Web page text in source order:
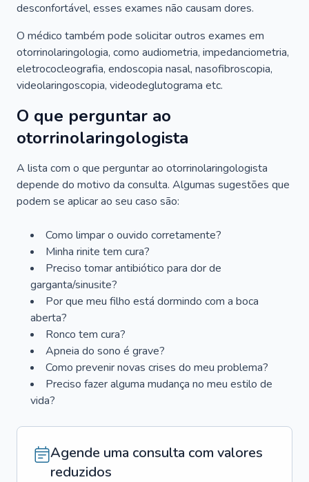
desconfortável, esses exames não causam dores.
O médico também pode solicitar outros exames em
otorrinolaringologia, como audiometria, impedanciometria,
eletrococleografia, endoscopia nasal, nasofibroscopia,
videolaringoscopia, videodeglutograma etc.
O que perguntar ao
otorrinolaringologista
A lista com o que perguntar ao otorrinolaringologista
depende do motivo da consulta. Algumas sugestões que
podem se aplicar ao seu caso são:
Como limpar o ouvido corretamente?
Minha rinite tem cura?
Preciso tomar antibiótico para dor de
garganta/sinusite?
Por que meu filho está dormindo com a boca
aberta?
Ronco tem cura?
Apneia do sono é grave?
Como prevenir novas crises do meu problema?
Preciso fazer alguma mudança no meu estilo de
vida?
Agende uma consulta com valores
reduzidos